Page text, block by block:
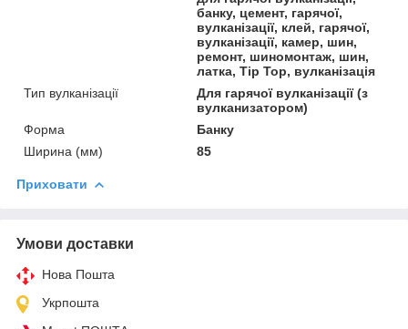
банку, цемент, гарячої,
вулканізації, клей, гарячої,
вулканізації, камер, шин,
ремонт, шиномонтаж, шин,
латка, Tip Top, вулканізація
Тип вулканізації
Для гарячої вулканізації (з
вулканизатором)
Форма
Банку
Ширина (мм)
85
Приховати
Умови доставки
Нова Пошта
Укрпошта